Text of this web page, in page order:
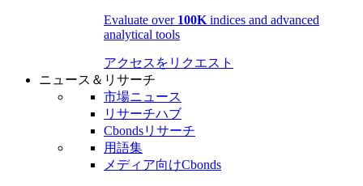
Evaluate over 100K indices and advanced
analytical tools
アクセスをリクエスト
ニュース＆リサーチ
市場ニュース
リサーチハブ
Cbondsリサーチ
用語集
メディア向けCbonds